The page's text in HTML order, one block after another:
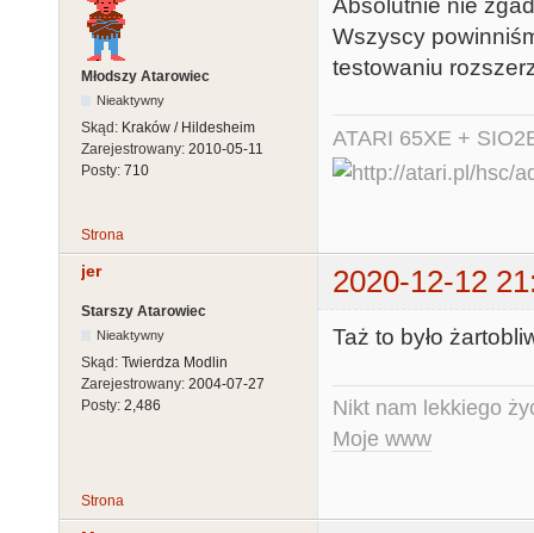
Młodszy Atarowiec
Nieaktywny
Skąd: Kraków / Hildesheim
Zarejestrowany: 2010-05-11
Posty: 710
Wszyscy
testowaniu
ATARI 65XE +
Strona
jer 2020-12-12
Starszy Atarowiec
Nieaktywny
Skąd: Twierdza Modlin
Zarejestrowany: 2004-07-27
Posty: 2,486
Taż to było
Nikt nam lekkiego
Moje www
Strona